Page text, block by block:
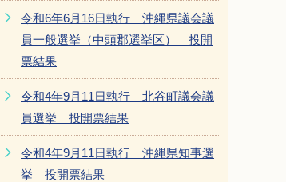
令和6年6月16日執行 沖縄県議会議
員一般選挙（中頭郡選挙区） 投開
票結果
令和4年9月11日執行 北谷町議会議
員選挙 投開票結果
令和4年9月11日執行 沖縄県知事選
挙 投開票結果